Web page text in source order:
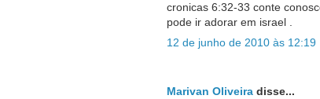
cronicas 6:32-33 conte
pode ir adorar em israel .
12 de junho de 2010 às 12:19
Marivan Oliveiradisse...